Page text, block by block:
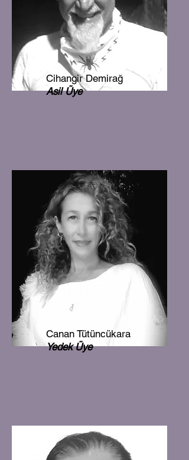
Cihangir Demirağ
Asil Üye
Canan Tütüncükara
Yedek Üye